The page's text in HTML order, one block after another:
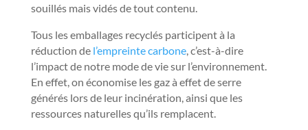
souillés mais vidés de tout contenu.
Tous les emballages recyclés participent à la
réduction de l’empreinte carbone, c’est-à-dire
l’impact de notre mode de vie sur l’environnement.
En effet, on économise les gaz à effet de serre
générés lors de leur incinération, ainsi que les
ressources naturelles qu’ils remplacent.